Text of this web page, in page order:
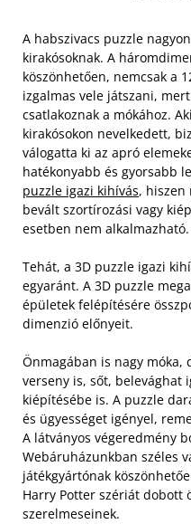
A habszivacs puzzle
kirakósoknak. A
köszönhetően, nemcsak a
izgalmas vele játszani,
csatlakoznak a mókához.
kirakósokon nevelkedett,
válogatta ki az apró
hatékonyabb és gyorsabb
puzzle igazi kihívás, hiszen
bevált szortírozási vagy
esetben nem alkalmazható.
Tehát, a 3D puzzle igazi
egyaránt. A 3D puzzle
épületek felépítésére
dimenzió előnyeit.
Önmagában is nagy
verseny is, sőt, belevághat
kiépítésébe is. A puzzle
és ügyességet igényel,
A látványos végeredmény
Webáruházunkban széles
játékgyártónak
Harry Potter szériát dobott
szerelmeseinek.